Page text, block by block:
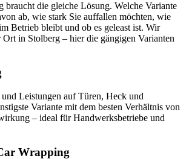
braucht die gleiche Lösung. Welche Variante
ab, wie stark Sie auffallen möchten, wie
Betrieb bleibt und ob es geleast ist. Wir
Ort in Stolberg – hier die gängigen Varianten
Leistungen auf Türen, Heck und
Variante mit dem besten Verhältnis von
– ideal für Handwerksbetriebe und
Wrapping